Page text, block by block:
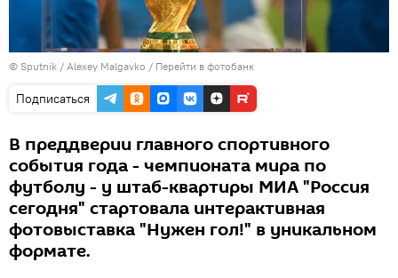
© Sputnik / Alexey Malgavko / Перейти в фотобанк
Подписаться
В преддверии главного спортивного
события года - чемпионата мира по
футболу - у штаб-квартиры МИА "Россия
сегодня" стартовала интерактивная
фотовыставка "Нужен гол!" в уникальном
формате.